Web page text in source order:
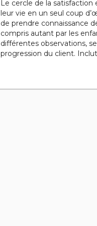
Le cercle de la
leur vie en un seul coup
de prendre connaissance
compris autant par les
différentes observations,
progression du client.